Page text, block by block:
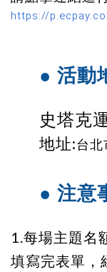
https://
● 活動
史塔克
地址:台
● 注意
1.每場主題名
填寫完表單，